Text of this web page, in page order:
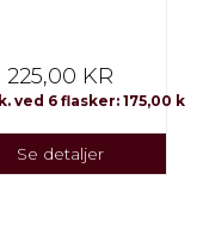
225,00 KR
ved 6 flasker: 175,00 kr
Se detaljer